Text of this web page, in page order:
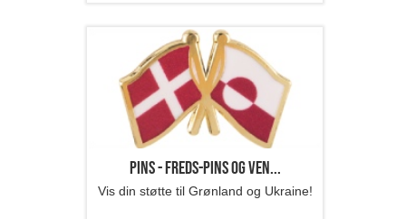
Pins - Freds-pins og ven...
Vis din støtte til Grønland og Ukraine!